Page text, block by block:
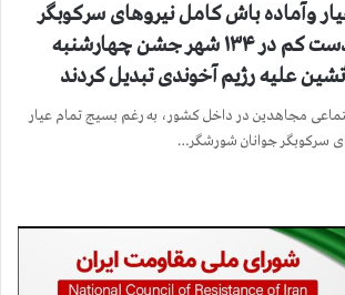
وآماده باش کامل نیروهای سرکوبگر
جوانان شورشگر دست کم در ۱۳۴ شهر جشن چهارشنبه
علیه رژیم آخوندی تبدیل کردند
مجاهدین در داخل کشور، به رغم بسیج تمام عیار
سرکوبگر جوانان شورشگر…